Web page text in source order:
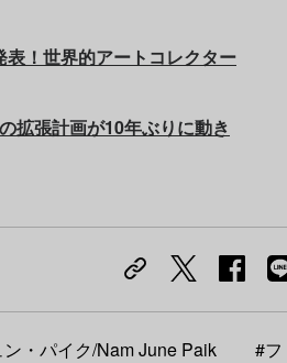
！世界的アートコレクター
拡張計画が10年ぶりに動き
・パイク/Nam June Paik
#フ